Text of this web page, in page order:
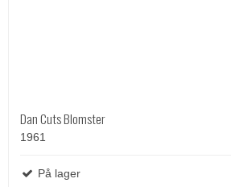
Dan Cuts Blomster
1961
På lager